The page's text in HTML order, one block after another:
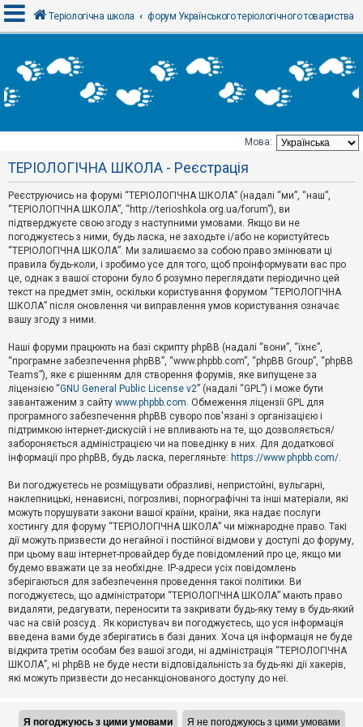
х
і
Т
е
м
и
б
е
з
в
і
д
п
о
в
і
д
й
А
к
т
и
в
н
і
м
и
П
о
ш
у
Д
о
п
о
м
Теріологічна школа форум Українського теріологічного товариства
Мова:
ТЕРІОЛОГІЧНА ШКОЛА - Реєстрація
Реєструючись на форумі “ТЕРІОЛОГІЧНА ШКОЛА” (надалі “ми”, “наш”,
“ТЕРІОЛОГІЧНА ШКОЛА”, “http://terioshkola.org.ua/forum”), ви
підтверджуєте свою згоду з наступними умовами. Якщо ви не
погоджуєтесь з ними, будь ласка, не заходьте і/або не користуйтесь
“ТЕРІОЛОГІЧНА ШКОЛА”. Ми залишаємо за собою право змінювати ці
правила будь-коли, і зробимо усе для того, щоб проінформувати вас про
це, однак з вашої сторони було б розумно переглядати періодично цей
текст на предмет змін, оскільки користування форумом “ТЕРІОЛОГІЧНА
ШКОЛА” після оновлення чи виправлення умов користування означає
вашу згоду з ними.
Наші форуми працюють на базі скрипту phpBB (надалі “вони”, “їхнє”,
“програмне забезпечення phpBB”, “www.phpbb.com”, “phpBB Group”, “phpBB
Teams”), яке є рішенням для створення форумів, яке випущене за
ліцензією “GNU General Public License v2” (надалі “GPL”) і може бути
завантаженим з сайту www.phpbb.com. Обмеження ліцензії GPL для
програмного забезпечення phpBB суворо пов'язані з організацією і
підтримкою інтернет-дискусій і не впливають на те, що дозволяється/
забороняється адміністрацією чи на поведінку в них. Для додаткової
інформації про phpBB, будь ласка, перегляньте: https://www.phpbb.com/.
Ви погоджуєтесь не розміщувати образливі, непристойні, вульгарні,
наклепницькі, ненависні, погрозливі, порнографічні та інші матеріали, які
можуть порушувати закони вашої країни, країни, яка надає послуги
хостингу для форуму “ТЕРІОЛОГІЧНА ШКОЛА” чи міжнародне право. Такі
дії можуть призвести до негайної і постійної відмови у доступі до форуму,
при цьому ваш інтернет-провайдер буде повідомлений про це, якщо ми
будемо вважати це за необхідне. IP-адреси усіх повідомлень
зберігаються для забезпечення проведення такої політики. Ви
погоджуєтесь, що адміністратори “ТЕРІОЛОГІЧНА ШКОЛА” мають право
видаляти, редагувати, переносити та закривати будь-яку тему в будь-який
час на свій розсуд . Як користувач ви погоджуєтесь, що уся інформація
введена вами буде зберігатись в базі даних. Хоча ця інформація не буде
відкрита третім особам без вашої згоди, ні адміністрація “ТЕРІОЛОГІЧНА
ШКОЛА”, ні phpBB не буде нести відповідальність за будь-які дії хакерів,
які можуть призвести до несанкціонованого доступу до неї.